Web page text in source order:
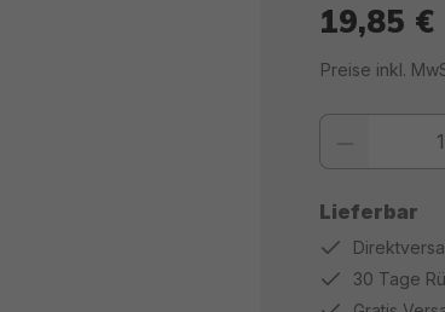
19,85 €
Preise inkl.
Lieferbar
Produkt Anzahl:
30 Tage